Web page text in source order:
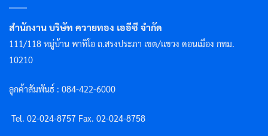
สำนักงาน บริษัท ควายทอง เออีซี จำกัด
111/118 หมู่บ้าน พาทิโอ ถ.สรงประภา เขต/แขวง ดอนเมือง กทม.
10210
ลูกค้าสัมพันธ์ : 084-422-6000
Tel. 02-024-8757 Fax. 02-024-8758